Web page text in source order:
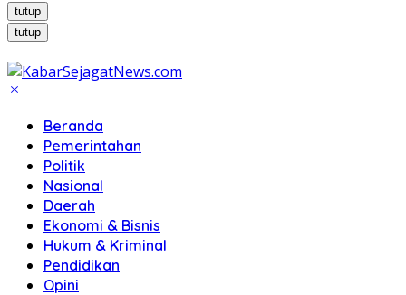
tutup
tutup
Beranda
Pemerintahan
Politik
Nasional
Daerah
Ekonomi & Bisnis
Hukum & Kriminal
Pendidikan
Opini